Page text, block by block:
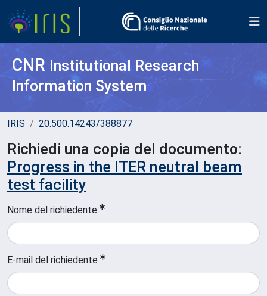
CNR Institutional Research
Information System
IRIS 20.500.14243/388877
Richiedi una copia del documento:
Progress in the ITER neutral beam
test facility
Nome del richiedente
E-mail del richiedente